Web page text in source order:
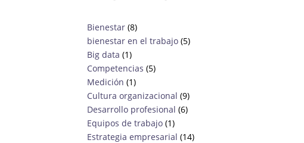
Bienestar(8)
bienestar en el trabajo(5)
Big data (1)
Competencias (5)
Medición (1)
Cultura organizacional (9)
Desarrollo profesional (6)
Equipos de trabajo(1)
Estrategia empresarial (14)